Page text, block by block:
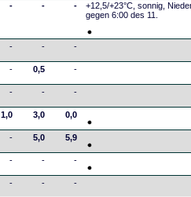
- - -
+12,5/+23°C, sonnig,
gegen 6:00 des 11.
- - -
- 0,5 -
- - -
1,0 3,0 0,0
- 5,0 5,9
- - -
- - -